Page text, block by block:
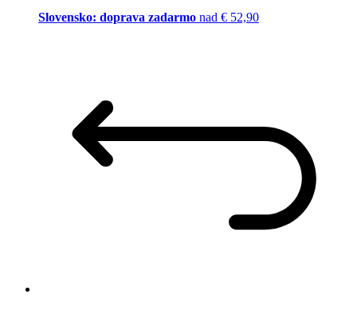
Slovensko: doprava zadarmo nad € 52,90